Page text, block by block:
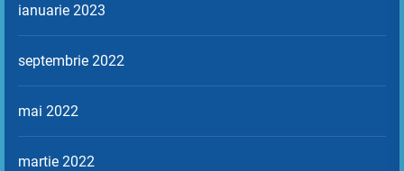
ianuarie 2023
septembrie 2022
mai 2022
martie 2022